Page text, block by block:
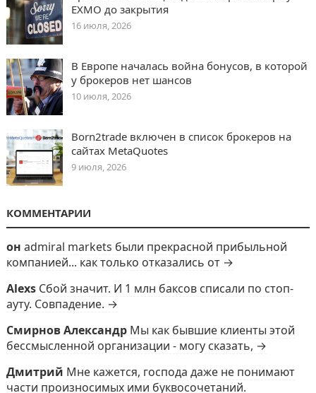
EXMO до закрытия
16 июля, 2026
В Европе началась война бонусов, в которой
у брокеров нет шансов
10 июля, 2026
Born2trade включен в список брокеров на
сайтах MetaQuotes
9 июля, 2026
КОММЕНТАРИИ
он admiral markets были прекрасной прибыльной
компанией... как только отказались от →
Alexs Сбой значит. И 1 млн баксов списали по стоп-
ауту. Совпадение. →
Смирнов Александр Мы как бывшие клиенты этой
бессмысленной организации - могу сказать, →
Дмитрий Мне кажется, господа даже не понимают
части произносимых ими буквосочетаний.